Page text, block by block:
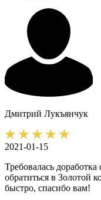
Дмитрий Лукъянчук
2021-01-15
Требовалась
обратиться в Золотой
быстро, спасибо вам!